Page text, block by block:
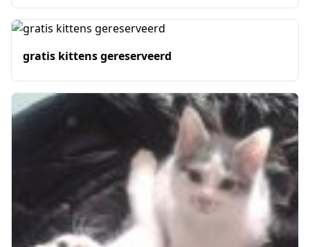
gratis kittens gereserveerd